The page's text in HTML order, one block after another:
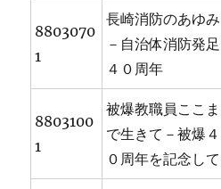
8803070
1
長崎消防のあゆみ
－自治体消防発足
４０周年
8803100
1
被爆教職員ここま
で生きて－被爆４
０周年を記念して